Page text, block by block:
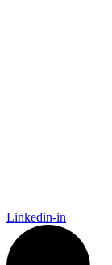
Linkedin-in